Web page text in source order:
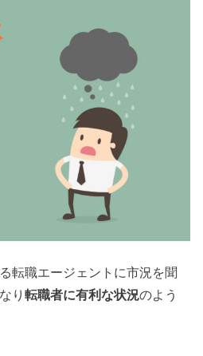
転職エージェントに市況を聞
り転職者に有利な状況のよう